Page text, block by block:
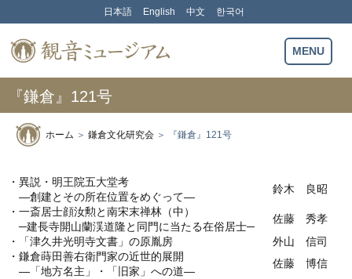
to
content
日本語 English 中文 한국어
MENU
『鎌倉』121号
ホーム ＞ 鎌倉文化研究会 ＞ 『鎌倉』121号
・異説・明王院五大堂考
―創建とその所在位置をめぐって―
鈴木 良昭
・一斎居士顔汝勲と南宋末禅林（中）
─建長寺開山蘭渓道隆と同門に当たる在俗居士─
佐藤 秀孝
・「津久井光明寺文書」の原胤房
外山 信司
・鎌倉蒔田善右衛門家の近世的展開
―「地方名主」・「旧家」への道―
佐藤 博信